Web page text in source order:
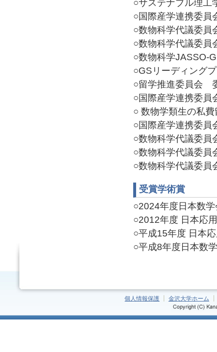
○サステナブル理
○国際産学連携委
○数物科学代議委
○数物科学代議委
○数物科学JASSO-
○GSリーディング
○留学推進委員会
○国際産学連携委
○ 数物学類生の私
○国際産学連携委
○数物科学代議委
○数物科学代議委
○数物科学代議委
受賞学術賞
○2024年度日本数
○2012年度 日本応
○平成15年度 日本
○平成8年度日本数
個人情報保護 金沢大学ホーム